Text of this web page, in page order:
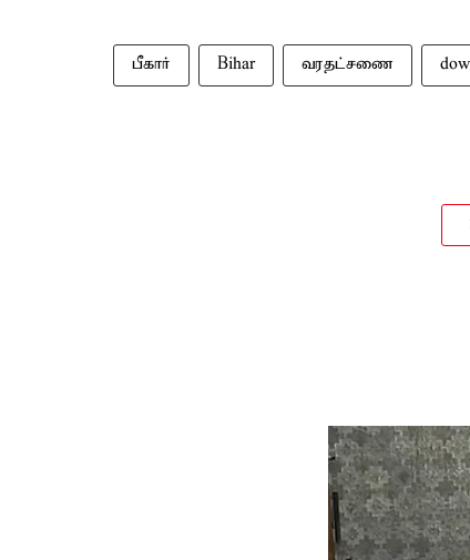
பீகார் Bihar வரதட்சணை